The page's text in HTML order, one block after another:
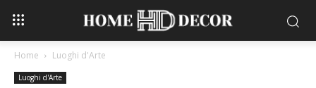
Home Luoghi d'Arte
Luoghi d'Arte